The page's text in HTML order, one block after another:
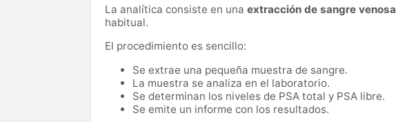
La analítica consiste en una extracción de sangre venosa
habitual.
El procedimiento es sencillo:
Se extrae una pequeña muestra de sangre.
La muestra se analiza en el laboratorio.
Se determinan los niveles de PSA total y PSA libre.
Se emite un informe con los resultados.